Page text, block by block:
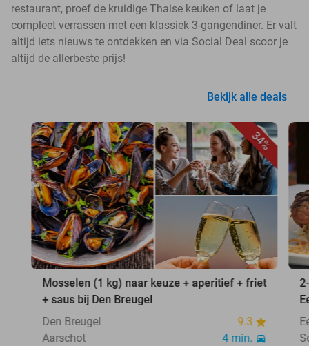
restaurant, proef de kruidige Thaise keuken of laat je
compleet verrassen met een klassiek 3-gangendiner. Er valt
altijd iets nieuws te ontdekken en via Social Deal scoor je
altijd de allerbeste prijs!
Bekijk alle deals
34%
Mosselen (1 kg) naar keuze + aperitief + friet
+ saus bij Den Breugel
Den Breugel
9.3
Aarschot
4 min.